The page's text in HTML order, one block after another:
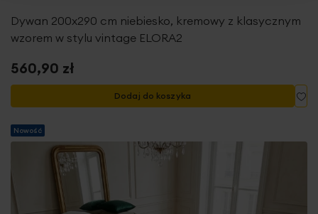
Dywan 200x290 cm niebiesko, kremowy z klasycznym
wzorem w stylu vintage ELORA2
560,90 zł
Dodaj do koszyka
Nowość